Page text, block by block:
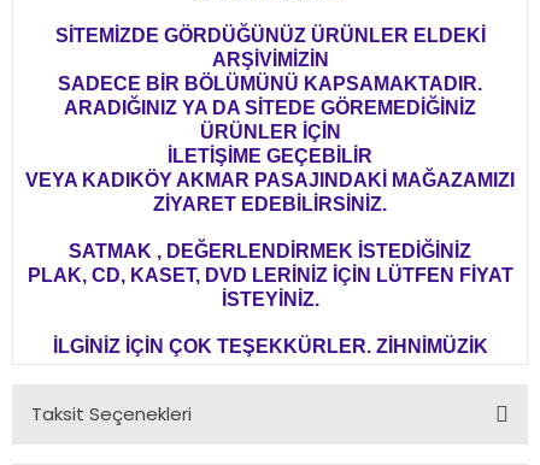
SİTEMİZDE GÖRDÜĞÜNÜZ ÜRÜNLER ELDEKİ
ARŞİVİMİZİN
SADECE BİR BÖLÜMÜNÜ KAPSAMAKTADIR.
ARADIĞINIZ YA DA SİTEDE GÖREMEDİĞİNİZ
ÜRÜNLER İÇİN
İLETİŞİME GEÇEBİLİR
VEYA KADIKÖY AKMAR PASAJINDAKİ MAĞAZAMIZI
ZİYARET EDEBİLİRSİNİZ.
SATMAK , DEĞERLENDİRMEK İSTEDİĞİNİZ
PLAK, CD, KASET, DVD LERİNİZ İÇİN LÜTFEN FİYAT
İSTEYİNİZ.
İLGİNİZ İÇİN ÇOK TEŞEKKÜRLER. ZİHNİMÜZİK
Taksit Seçenekleri